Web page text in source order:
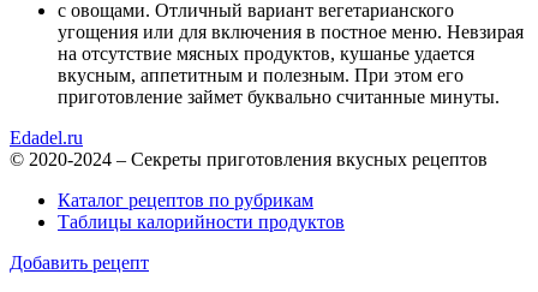
с овощами. Отличный вариант вегетарианского
угощения или для включения в постное меню. Невзирая
на отсутствие мясных продуктов, кушанье удается
вкусным, аппетитным и полезным. При этом его
приготовление займет буквально считанные минуты.
Edadel.ru
© 2020-2024 – Секреты приготовления вкусных рецептов
Каталог рецептов по рубрикам
Таблицы калорийности продуктов
Добавить рецепт